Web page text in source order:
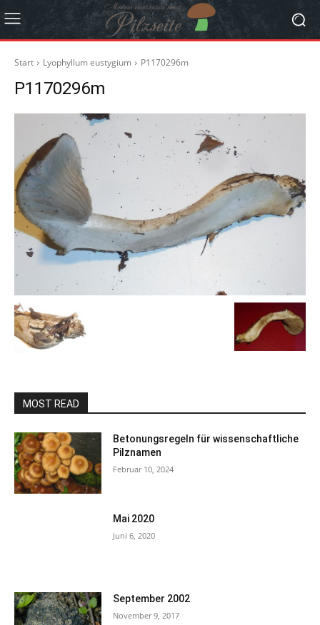
Start Lyophyllum eustygium P1170296m
P1170296m
MOST READ
Betonungsregeln für wissenschaftliche
Pilznamen
Februar 10, 2024
Mai 2020
Juni 6, 2020
September 2002
November 9, 2017